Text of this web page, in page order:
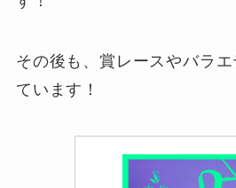
その後も、賞レースやバラ
ています！